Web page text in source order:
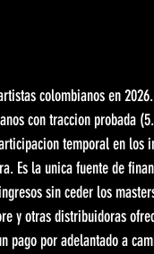
colombianos en
con traccion probada
temporal en los
Es la unica fuente de
sin ceder los
y otras distribuidoras
por adelantado a